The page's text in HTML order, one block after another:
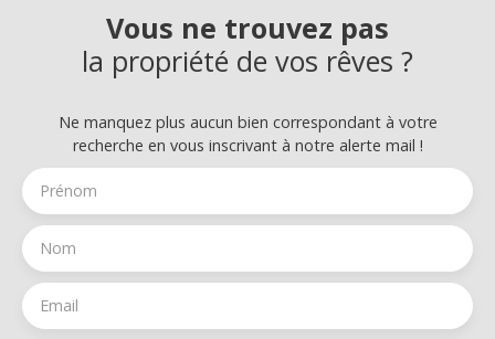
Vous ne trouvez pas
la propriété de vos rêves ?
Ne manquez plus aucun bien correspondant à votre
recherche en vous inscrivant à notre alerte mail !
Prénom
Nom
Email